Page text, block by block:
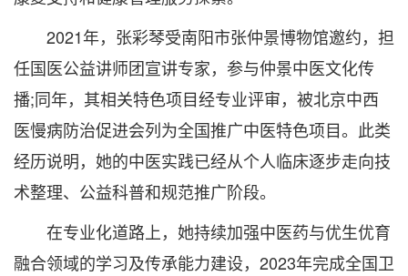
2021年，张彩琴受南阳市张仲景博物馆邀约，担
任国医公益讲师团宣讲专家，参与仲景中医文化传
播;同年，其相关特色项目经专业评审，被北京中西
医慢病防治促进会列为全国推广中医特色项目。此类
经历说明，她的中医实践已经从个人临床逐步走向技
术整理、公益科普和规范推广阶段。
在专业化道路上，她持续加强中医药与优生优育
融合领域的学习及传承能力建设，2023年完成全国卫